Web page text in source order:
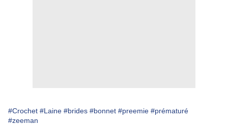
#Crochet #Laine #brides #bonnet #preemie #prématuré
#zeeman